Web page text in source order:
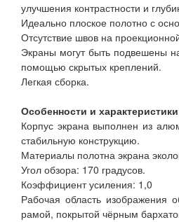
улучшения контрастности и
Идеально плоское полотно с
Отсутствие швов на
Экраны могут быть подвешены
помощью скрытых креплений.
Легкая сборка.
Особенности и
Корпус экрана выполнен из
стабильную конструкцию.
Материалы полотна экрана
Угол обзора: 170 градусов.
Коэффициент усиления: 1,0
Рабочая область изображения
рамой, покрытой чёрным